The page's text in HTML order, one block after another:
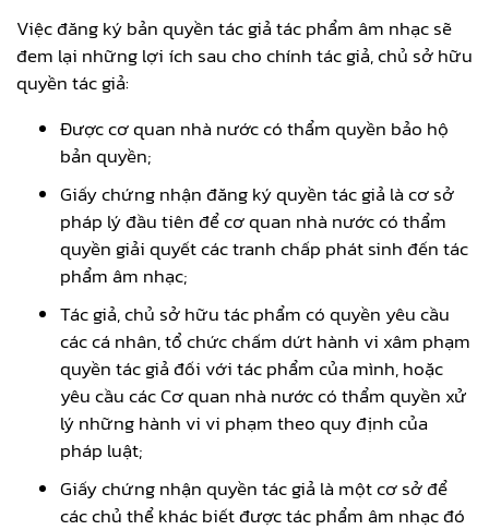
Việc đăng ký bản quyền tác giả tác phẩm âm nhạc sẽ
đem lại những lợi ích sau cho chính tác giả, chủ sở hữu
quyền tác giả:
Được cơ quan nhà nước có thẩm quyền bảo hộ
bản quyền;
Giấy chứng nhận đăng ký quyền tác giả là cơ sở
pháp lý đầu tiên để cơ quan nhà nước có thẩm
quyền giải quyết các tranh chấp phát sinh đến tác
phẩm âm nhạc;
Tác giả, chủ sở hữu tác phẩm có quyền yêu cầu
các cá nhân, tổ chức chấm dứt hành vi xâm phạm
quyền tác giả đối với tác phẩm của mình, hoặc
yêu cầu các Cơ quan nhà nước có thẩm quyền xử
lý những hành vi vi phạm theo quy định của
pháp luật;
Giấy chứng nhận quyền tác giả là một cơ sở để
các chủ thể khác biết được tác phẩm âm nhạc đó